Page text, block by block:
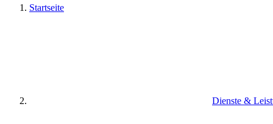
Startseite
Dienste &